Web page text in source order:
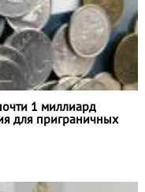
1 миллиард
для приграничных